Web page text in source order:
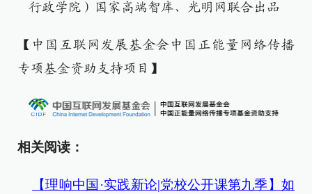
行政学院）国家高端智库、光明网联合出品
【中国互联网发展基金会中国正能量网络传播
专项基金资助支持项目】
相关阅读：
【理响中国·实践新论|党校公开课第九季】如